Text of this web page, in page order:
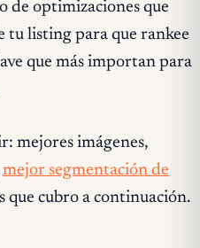
de optimizaciones que
tu listing para que rankee
que más importan para
mejores imágenes,
mejor segmentación de
que cubro a continuación.